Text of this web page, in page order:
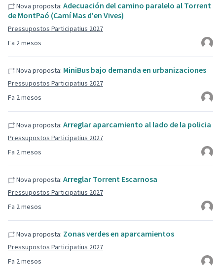
Fa 2 mesos
Nova proposta: Adecuación del camino paralelo al Torrent
de MontPaó (Camí Mas d'en Vives)
Pressupostos Participatius 2027
Fa 2 mesos
Nova proposta: MiniBus bajo demanda en urbanizaciones
Pressupostos Participatius 2027
Fa 2 mesos
Nova proposta: Arreglar aparcamiento al lado de la policia
Pressupostos Participatius 2027
Fa 2 mesos
Nova proposta: Arreglar Torrent Escarnosa
Pressupostos Participatius 2027
Fa 2 mesos
Nova proposta: Zonas verdes en aparcamientos
Pressupostos Participatius 2027